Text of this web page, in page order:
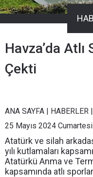
Havza’da
Çekti
ANA SAYFA | HABERLER |
25 Mayıs 2024
Atatürk ve silah
yılı kutlamaları
Atatürkü Anma ve
kapsamında atlı